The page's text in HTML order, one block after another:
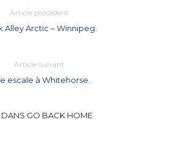
Article précédent
Alley Arctic – Winnipeg.
Article suivant
escale à Whitehorse.
DANS GO BACK HOME